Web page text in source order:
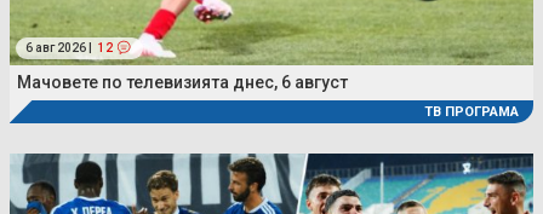
6 авг 2026 | 12
Мачовете по телевизията днес, 6 август
ТВ ПРОГРАМА